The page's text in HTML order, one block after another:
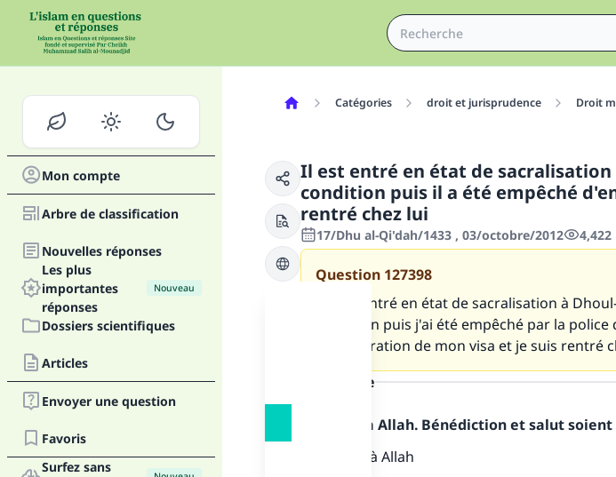
Mon compte
Arbre de classification
Nouvelles réponses
Les plus
importantes
réponses
Nouveau
Dossiers scientifiques
Articles
Envoyer une question
Favoris
Surfez sans
Catégories droit et jurisprudence Droit
Il est entré en état de
condition puis il a été empêché
rentré chez lui
17/Dhu al-Qi'dah/1433 , 03/octobre/2012 4,422
Question 127398
Je suis entré en état de sacralisation à
condition puis j'ai été empêché par la
de l'expiration de mon visa et je suis rentré
la réponse
Louange à Allah. Bénédiction et salut
Louanges à Allah